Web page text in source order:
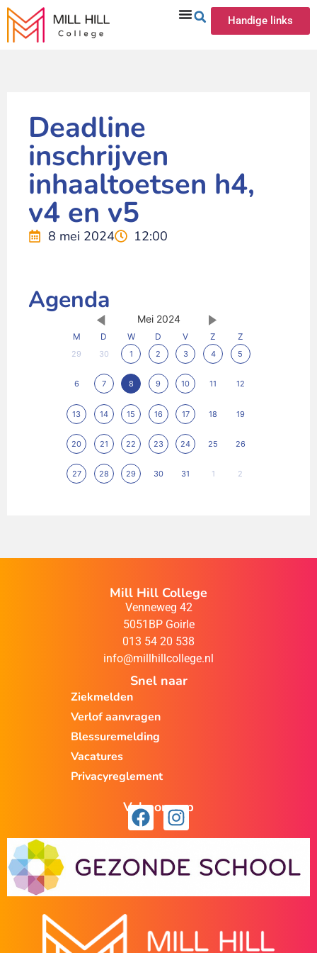
Handige links
Deadline
inschrijven
inhaaltoetsen h4,
v4 en v5
8 mei 2024 12:00
Agenda
Mei 2024
M D W D V Z Z
29 30 1 2 3 4 5
6 7 8 9 10 11 12
13 14 15 16 17 18 19
20 21 22 23 24 25 26
27 28 29 30 31 1 2
Mill Hill College
Venneweg 42
5051BP Goirle
013 54 20 538
info@millhillcollege.nl
Snel naar
Ziekmelden
Verlof aanvragen
Blessuremelding
Vacatures
Privacyreglement
Volg ons op